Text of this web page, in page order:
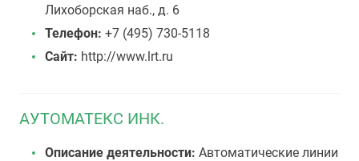
Лихоборская наб., д. 6
Телефон: +7 (495) 730-5118
Сайт: http://www.lrt.ru
АУТОМАТЕКС ИНК.
Описание деятельности: Автоматические линии